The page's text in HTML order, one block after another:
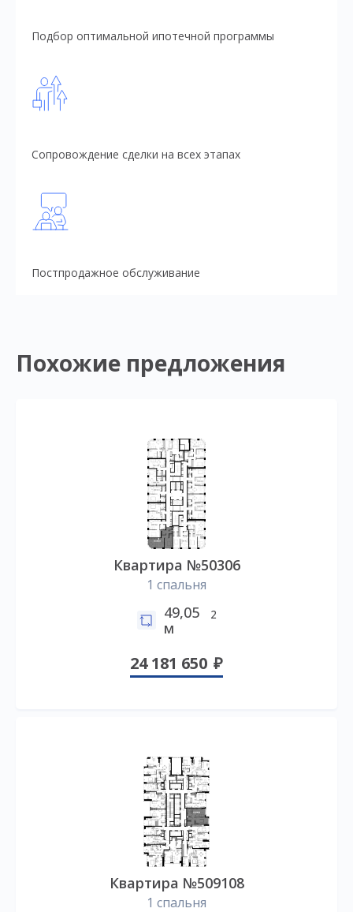
Подбор оптимальной ипотечной программы
Сопровождение сделки на всех этапах
Постпродажное обслуживание
Похожие предложения
Квартира №50306
1 спальня
49,05
м
2
24 181 650
Квартира №509108
1 спальня